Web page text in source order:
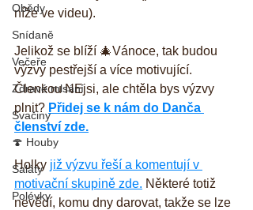
Obědy
Snídaně
Večeře
Zdravé mlsání
Svačiny
🍄 Houby
Saláty
Polévky
níže ve videu).
Jelikož se blíží 🎄Vánoce, tak budou
výzvy pestřejší a více motivující.
Členkou NEjsi, ale chtěla bys výzvy
plnit? Přidej se k nám do Danča
členství zde.
Holky již výzvu řeší a komentují v
motivační skupině zde. Některé totiž
nevědí, komu dny darovat, takže se lze